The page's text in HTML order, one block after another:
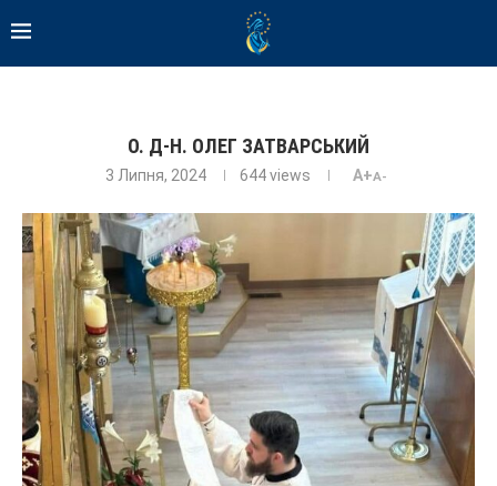
О. Д-Н. ОЛЕГ ЗАТВАРСЬКИЙ
3 Липня, 2024 644views A+A-